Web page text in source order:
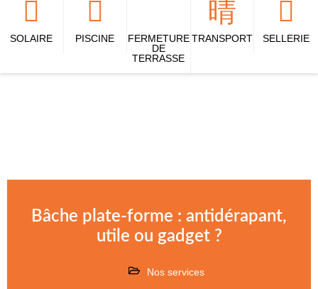
SOLAIRE PISCINE
FERMETURE
DE
TERRASSE
TRANSPORT SELLERIE
Bâche plate-forme : antidérapant,
utile ou gadget ?
Nos services